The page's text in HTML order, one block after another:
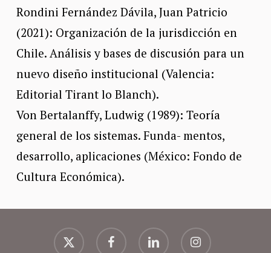
Rondini Fernández Dávila, Juan Patricio
(2021): Organización de la jurisdicción en
Chile. Análisis y bases de discusión para un
nuevo diseño institucional (Valencia:
Editorial Tirant lo Blanch).
Von Bertalanffy, Ludwig (1989): Teoría
general de los sistemas. Funda- mentos,
desarrollo, aplicaciones (México: Fondo de
Cultura Económica).
x-
twitter
facebook linkedin instagram